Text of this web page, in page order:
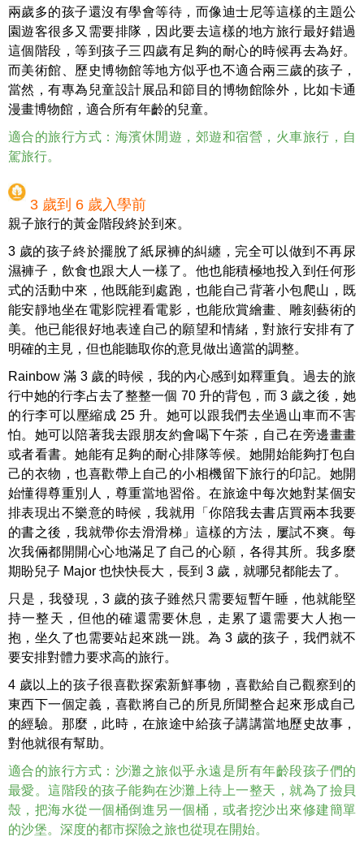
兩歲多的孩子還沒有學會等待，而像迪士尼等這樣的主題公
園遊客很多又需要排隊，因此要去這樣的地方旅行最好錯過
這個階段，等到孩子三四歲有足夠的耐心的時候再去為好。
而美術館、歷史博物館等地方似乎也不適合兩三歲的孩子，
當然，有專為兒童設計展品和節目的博物館除外，比如卡通
漫畫博物館，適合所有年齡的兒童。
適合的旅行方式：海濱休閒遊，郊遊和宿營，火車旅行，自
駕旅行。
3 歲到 6 歲入學前
親子旅行的黃金階段終於到來。
3 歲的孩子終於擺脫了紙尿褲的糾纏，完全可以做到不再尿
濕褲子，飲食也跟大人一樣了。他也能積極地投入到任何形
式的活動中來，他既能到處跑，也能自己背著小包爬山，既
能安靜地坐在電影院裡看電影，也能欣賞繪畫、雕刻藝術的
美。他已能很好地表達自己的願望和情緒，對旅行安排有了
明確的主見，但也能聽取你的意見做出適當的調整。
Rainbow 滿 3 歲的時候，我的內心感到如釋重負。過去的旅
行中她的行李占去了整整一個 70 升的背包，而 3 歲之後，她
的行李可以壓縮成 25 升。她可以跟我們去坐過山車而不害
怕。她可以陪著我去跟朋友約會喝下午茶，自己在旁邊畫畫
或者看書。她能有足夠的耐心排隊等候。她開始能夠打包自
己的衣物，也喜歡帶上自己的小相機留下旅行的印記。她開
始懂得尊重別人，尊重當地習俗。在旅途中每次她對某個安
排表現出不樂意的時候，我就用「你陪我去書店買兩本我要
的書之後，我就帶你去滑滑梯」這樣的方法，屢試不爽。每
次我倆都開開心心地滿足了自己的心願，各得其所。我多麼
期盼兒子 Major 也快快長大，長到 3 歲，就哪兒都能去了。
只是，我發現，3 歲的孩子雖然只需要短暫午睡，他就能堅
持一整天，但他的確還需要休息，走累了還需要大人抱一
抱，坐久了也需要站起來跳一跳。為 3 歲的孩子，我們就不
要安排對體力要求高的旅行。
4 歲以上的孩子很喜歡探索新鮮事物，喜歡給自己觀察到的
東西下一個定義，喜歡將自己的所見所聞整合起來形成自己
的經驗。那麼，此時，在旅途中給孩子講講當地歷史故事，
對他就很有幫助。
適合的旅行方式：沙灘之旅似乎永遠是所有年齡段孩子們的
最愛。這階段的孩子能夠在沙灘上待上一整天，就為了撿貝
殼，把海水從一個桶倒進另一個桶，或者挖沙出來修建簡單
的沙堡。深度的都市探險之旅也從現在開始。